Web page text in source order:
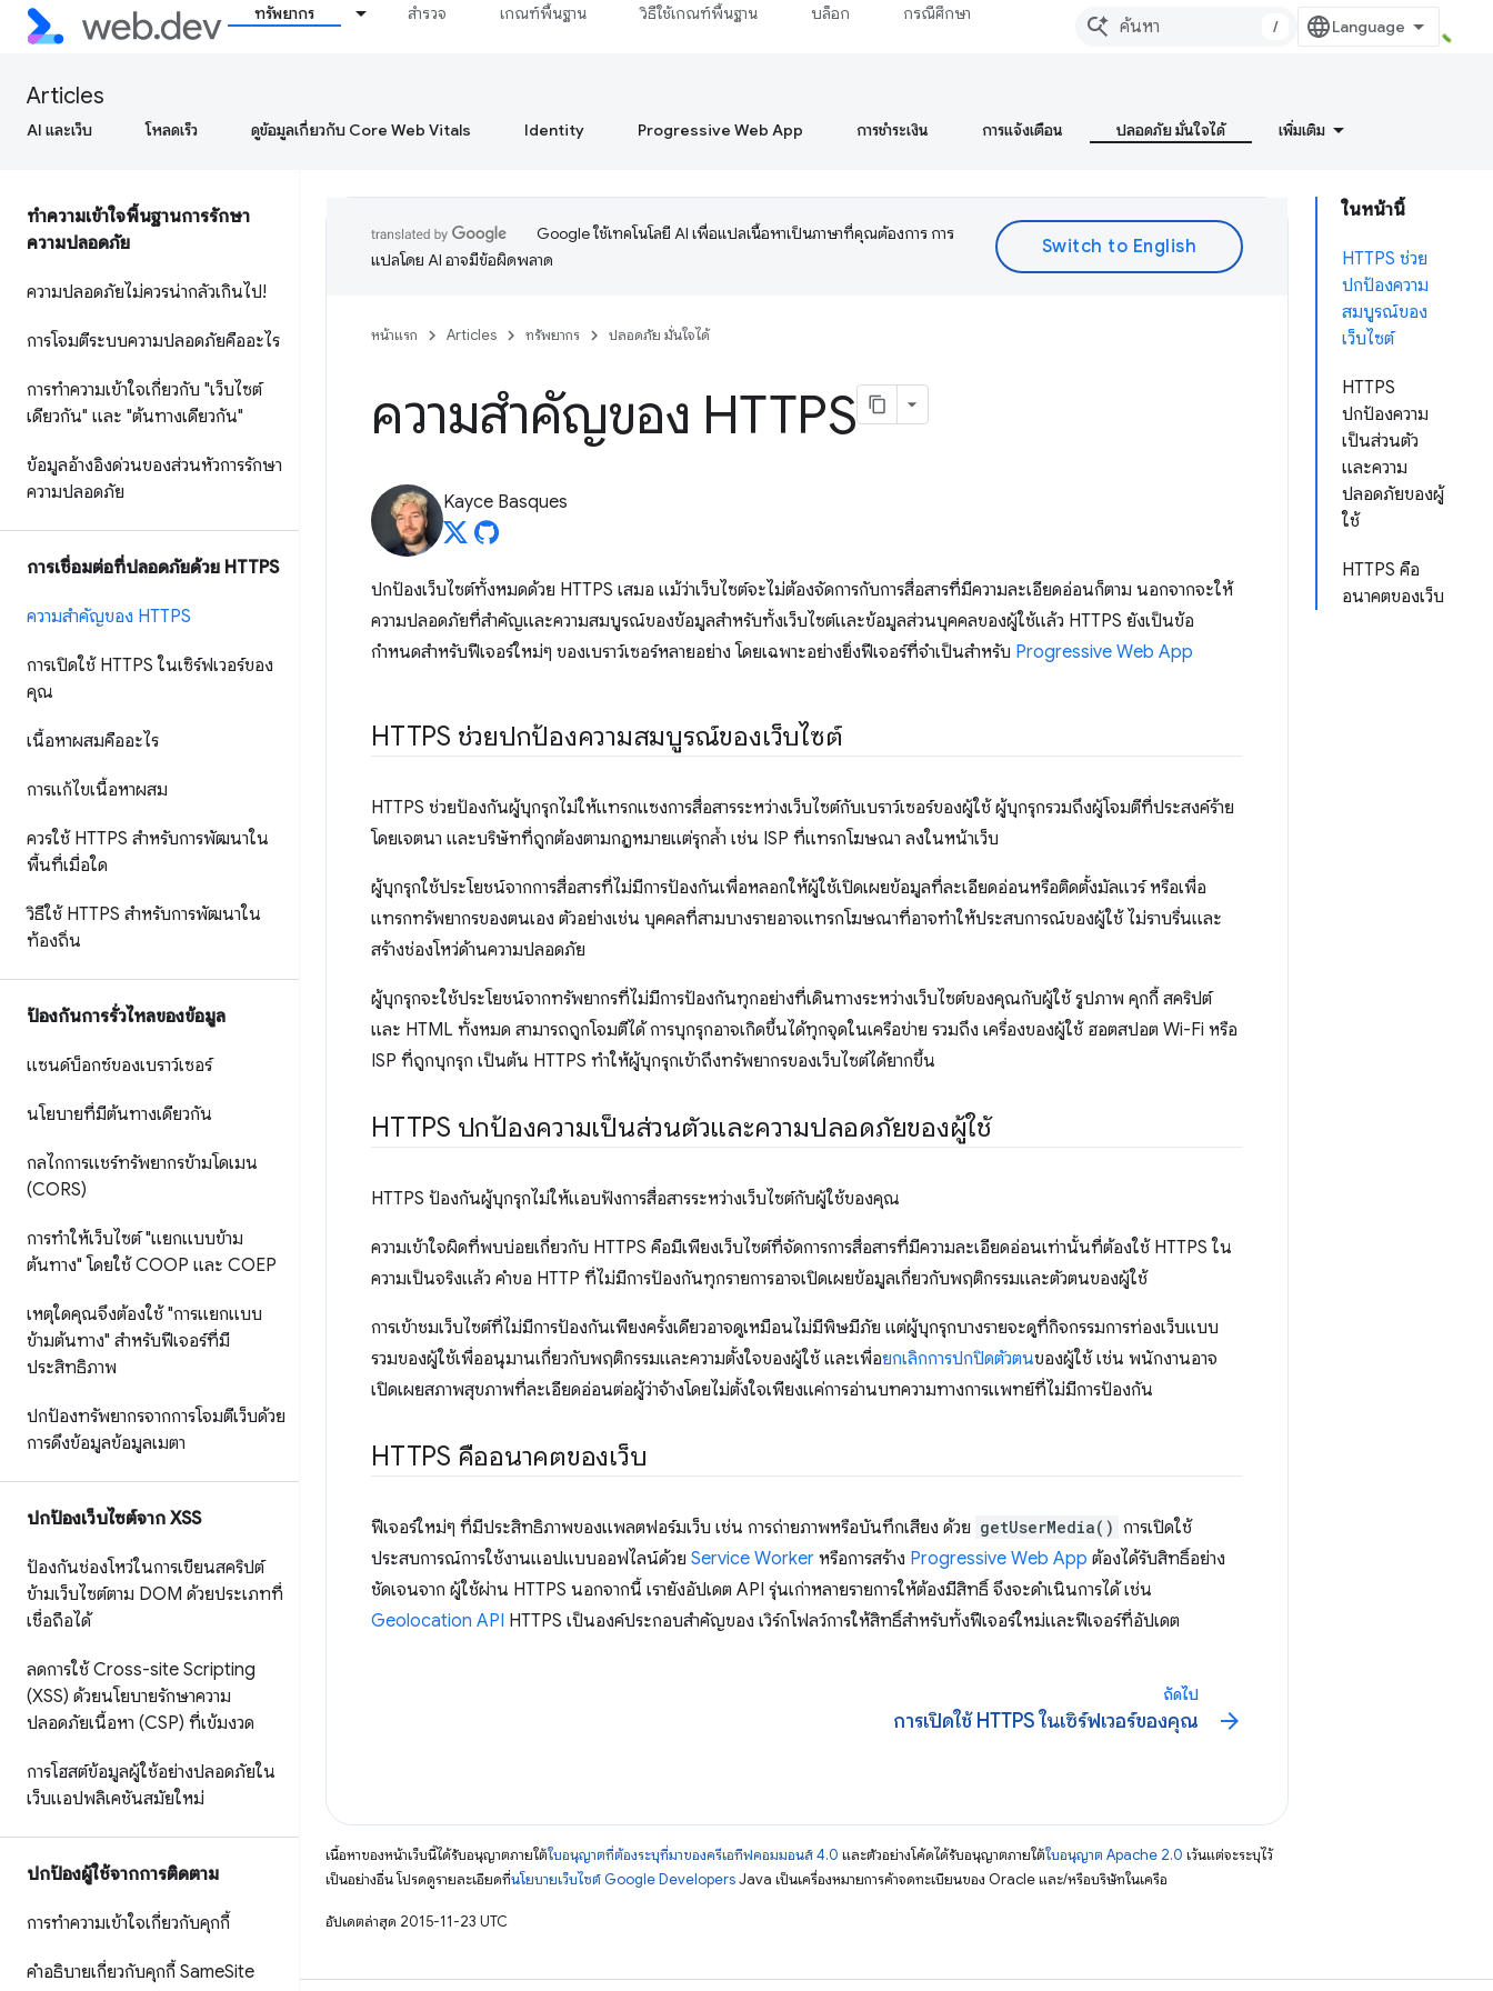
ทรัพยากร สำรวจ เกณฑ์พื้นฐาน วิธีใช้เกณฑ์พื้นฐาน บล็อก กรณีศึกษา
/
Articles
AI และเว็บ โหลดเร็ว ดูข้อมูลเกี่ยวกับ Core Web Vitals Identity Progressive Web App การชำระเงิน การแจ้งเตือน ปลอดภัย มั่นใจได้ เพิ่มเติม
ทำความเข้าใจพื้นฐานการรักษา
ความปลอดภัย
ความปลอดภัยไม่ควรน่ากลัวเกินไป!
การโจมตีระบบความปลอดภัยคืออะไร
การทำความเข้าใจเกี่ยวกับ "เว็บไซต์
เดียวกัน" และ "ต้นทางเดียวกัน"
ข้อมูลอ้างอิงด่วนของส่วนหัวการรักษา
ความปลอดภัย
การเชื่อมต่อที่ปลอดภัยด้วย HTTPS
ความสำคัญของ HTTPS
การเปิดใช้ HTTPS ในเซิร์ฟเวอร์ของ
คุณ
เนื้อหาผสมคืออะไร
การแก้ไขเนื้อหาผสม
ควรใช้ HTTPS สำหรับการพัฒนาใน
พื้นที่เมื่อใด
วิธีใช้ HTTPS สำหรับการพัฒนาใน
ท้องถิ่น
ป้องกันการรั่วไหลของข้อมูล
แซนด์บ็อกซ์ของเบราว์เซอร์
นโยบายที่มีต้นทางเดียวกัน
กลไกการแชร์ทรัพยากรข้ามโดเมน
(CORS)
การทําให้เว็บไซต์ "แยกแบบข้าม
ต้นทาง" โดยใช้ COOP และ COEP
เหตุใดคุณจึงต้องใช้ "การแยกแบบ
ข้ามต้นทาง" สำหรับฟีเจอร์ที่มี
ประสิทธิภาพ
ปกป้องทรัพยากรจากการโจมตีเว็บด้วย
การดึงข้อมูลข้อมูลเมตา
ปกป้องเว็บไซต์จาก XSS
ป้องกันช่องโหว่ในการเขียนสคริปต์
ข้ามเว็บไซต์ตาม DOM ด้วยประเภทที่
เชื่อถือได้
ลดการใช้ Cross-site Scripting
(XSS) ด้วยนโยบายรักษาความ
ปลอดภัยเนื้อหา (CSP) ที่เข้มงวด
การโฮสต์ข้อมูลผู้ใช้อย่างปลอดภัยใน
เว็บแอปพลิเคชันสมัยใหม่
ปกป้องผู้ใช้จากการติดตาม
การทำความเข้าใจเกี่ยวกับคุกกี้
คำอธิบายเกี่ยวกับคุกกี้ SameSite
ในหน้านี้
HTTPS ช่วย
ปกป้องความ
สมบูรณ์ของ
เว็บไซต์
HTTPS
ปกป้องความ
เป็นส่วนตัว
และความ
ปลอดภัยของผู้
ใช้
HTTPS คือ
อนาคตของเว็บ
Google ใช้เทคโนโลยี AI เพื่อแปลเนื้อหาเป็นภาษาที่คุณต้องการ การ
แปลโดย AI อาจมีข้อผิดพลาด
หน้าแรก Articles ทรัพยากร ปลอดภัย มั่นใจได้
ความสำคัญของ HTTPS
Kayce Basques
ปกป้องเว็บไซต์ทั้งหมดด้วย HTTPS เสมอ แม้ว่าเว็บไซต์จะไม่ต้องจัดการกับการสื่อสารที่มีความละเอียดอ่อนก็ตาม นอกจากจะให้
ความปลอดภัยที่สำคัญและความสมบูรณ์ของข้อมูลสำหรับทั้งเว็บไซต์และข้อมูลส่วนบุคคลของผู้ใช้แล้ว HTTPS ยังเป็นข้อ
กำหนดสำหรับฟีเจอร์ใหม่ๆ ของเบราว์เซอร์หลายอย่าง โดยเฉพาะอย่างยิ่งฟีเจอร์ที่จำเป็นสำหรับ Progressive Web App
HTTPS ช่วยปกป้องความสมบูรณ์ของเว็บไซต์
HTTPS ช่วยป้องกันผู้บุกรุกไม่ให้แทรกแซงการสื่อสารระหว่างเว็บไซต์กับเบราว์เซอร์ของผู้ใช้ ผู้บุกรุกรวมถึงผู้โจมตีที่ประสงค์ร้าย
โดยเจตนา และบริษัทที่ถูกต้องตามกฎหมายแต่รุกล้ำ เช่น ISP ที่แทรกโฆษณา ลงในหน้าเว็บ
ผู้บุกรุกใช้ประโยชน์จากการสื่อสารที่ไม่มีการป้องกันเพื่อหลอกให้ผู้ใช้เปิดเผยข้อมูลที่ละเอียดอ่อนหรือติดตั้งมัลแวร์ หรือเพื่อ
แทรกทรัพยากรของตนเอง ตัวอย่างเช่น บุคคลที่สามบางรายอาจแทรกโฆษณาที่อาจทำให้ประสบการณ์ของผู้ใช้ ไม่ราบรื่นและ
สร้างช่องโหว่ด้านความปลอดภัย
ผู้บุกรุกจะใช้ประโยชน์จากทรัพยากรที่ไม่มีการป้องกันทุกอย่างที่เดินทางระหว่างเว็บไซต์ของคุณกับผู้ใช้ รูปภาพ คุกกี้ สคริปต์
และ HTML ทั้งหมด สามารถถูกโจมตีได้ การบุกรุกอาจเกิดขึ้นได้ทุกจุดในเครือข่าย รวมถึง เครื่องของผู้ใช้ ฮอตสปอต Wi-Fi หรือ
ISP ที่ถูกบุกรุก เป็นต้น HTTPS ทำให้ผู้บุกรุกเข้าถึงทรัพยากรของเว็บไซต์ได้ยากขึ้น
HTTPS ปกป้องความเป็นส่วนตัวและความปลอดภัยของผู้ใช้
HTTPS ป้องกันผู้บุกรุกไม่ให้แอบฟังการสื่อสารระหว่างเว็บไซต์กับผู้ใช้ของคุณ
ความเข้าใจผิดที่พบบ่อยเกี่ยวกับ HTTPS คือมีเพียงเว็บไซต์ที่จัดการการสื่อสารที่มีความละเอียดอ่อนเท่านั้นที่ต้องใช้ HTTPS ใน
ความเป็นจริงแล้ว คำขอ HTTP ที่ไม่มีการป้องกันทุกรายการอาจเปิดเผยข้อมูลเกี่ยวกับพฤติกรรมและตัวตนของผู้ใช้
การเข้าชมเว็บไซต์ที่ไม่มีการป้องกันเพียงครั้งเดียวอาจดูเหมือนไม่มีพิษมีภัย แต่ผู้บุกรุกบางรายจะดูที่กิจกรรมการท่องเว็บแบบ
รวมของผู้ใช้เพื่ออนุมานเกี่ยวกับพฤติกรรมและความตั้งใจของผู้ใช้ และเพื่อยกเลิกการปกปิดตัวตนของผู้ใช้ เช่น พนักงานอาจ
เปิดเผยสภาพสุขภาพที่ละเอียดอ่อนต่อผู้ว่าจ้างโดยไม่ตั้งใจเพียงแค่การอ่านบทความทางการแพทย์ที่ไม่มีการป้องกัน
HTTPS คืออนาคตของเว็บ
ฟีเจอร์ใหม่ๆ ที่มีประสิทธิภาพของแพลตฟอร์มเว็บ เช่น การถ่ายภาพหรือบันทึกเสียง ด้วย getUserMedia() การเปิดใช้
ประสบการณ์การใช้งานแอปแบบออฟไลน์ด้วย Service Worker หรือการสร้าง Progressive Web App ต้องได้รับสิทธิ์อย่าง
ชัดเจนจาก ผู้ใช้ผ่าน HTTPS นอกจากนี้ เรายังอัปเดต API รุ่นเก่าหลายรายการให้ต้องมีสิทธิ์ จึงจะดำเนินการได้ เช่น
Geolocation API HTTPS เป็นองค์ประกอบสำคัญของ เวิร์กโฟลว์การให้สิทธิ์สำหรับทั้งฟีเจอร์ใหม่และฟีเจอร์ที่อัปเดต
ถัดไป
การเปิดใช้ HTTPS ในเซิร์ฟเวอร์ของคุณ arrow_forward
เนื้อหาของหน้าเว็บนี้ได้รับอนุญาตภายใต้ใบอนุญาตที่ต้องระบุที่มาของครีเอทีฟคอมมอนส์ 4.0 และตัวอย่างโค้ดได้รับอนุญาตภายใต้ใบอนุญาต Apache 2.0 เว้นแต่จะระบุไว้
เป็นอย่างอื่น โปรดดูรายละเอียดที่นโยบายเว็บไซต์ Google DevelopersJava เป็นเครื่องหมายการค้าจดทะเบียนของ Oracle และ/หรือบริษัทในเครือ
อัปเดตล่าสุด 2015-11-23 UTC